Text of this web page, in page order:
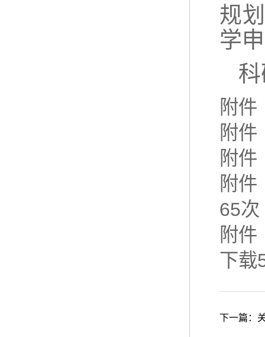
规
学
附件
附件
附件
附件
65次
附件
下载
下一篇：